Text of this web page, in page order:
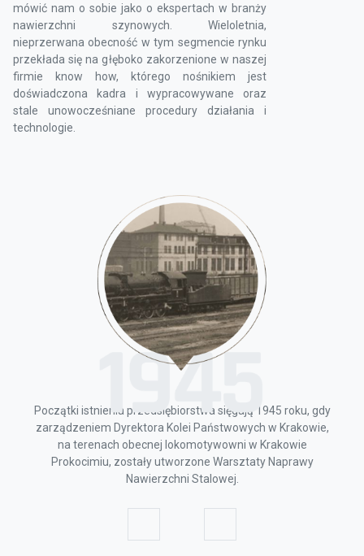
mówić nam o sobie jako o ekspertach w branży
nawierzchni szynowych. Wieloletnia,
nieprzerwana obecność w tym segmencie rynku
przekłada się na głęboko zakorzenione w naszej
firmie know how, którego nośnikiem jest
doświadczona kadra i wypracowywane oraz
stale unowocześniane procedury działania i
technologie.
Początki istnienia przedsiębiorstwa sięgają 1945 roku, gdy
zarządzeniem Dyrektora Kolei Państwowych w Krakowie,
na terenach obecnej lokomotywowni w Krakowie
Prokocimiu, zostały utworzone Warsztaty Naprawy
Nawierzchni Stalowej.